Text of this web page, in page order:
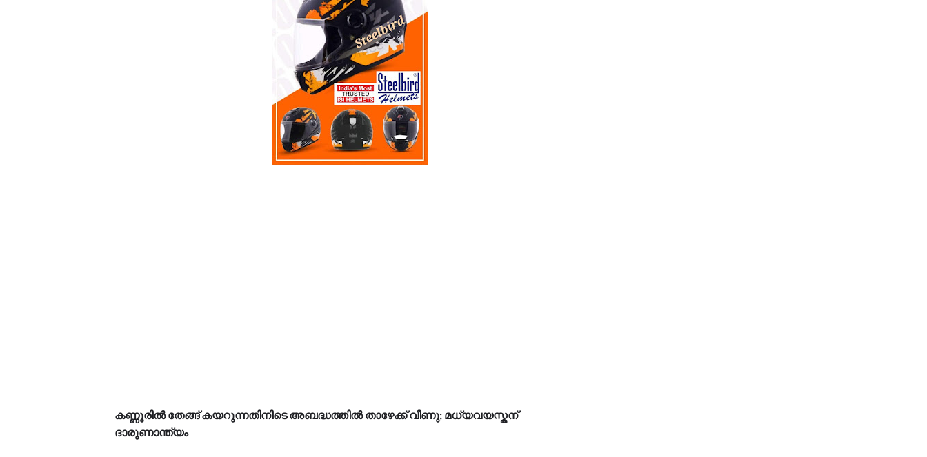
കണ്ണൂരിൽ തേങ്ങ് കയറുന്നതിനിടെ അബദ്ധത്തില്‍ താഴേക്ക് വീണു; മധ്യവയസ്കന്
ദാരുണാന്ത്യം